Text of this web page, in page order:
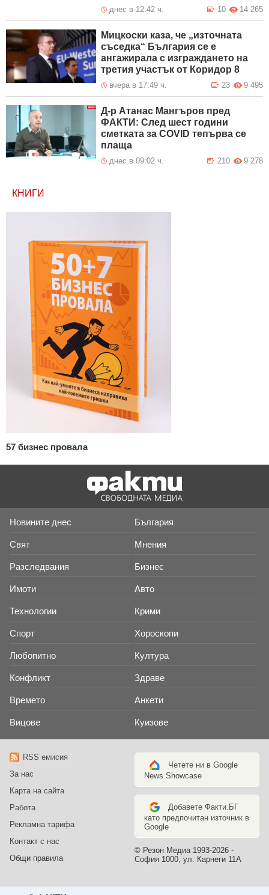
днес в 12:42 ч. 14 265
10
Мицкоски каза, че „източната
съседка“ България се е
ангажирала с изграждането на
третия участък от Коридор 8
вчера в 17:49 ч. 9 495
23
Д-р Атанас Мангъров пред
ФАКТИ: След шест години
сметката за COVID тепърва се
плаща
днес в 09:02 ч. 9 278
210
КНИГИ
57 бизнес провала
Новините днес България
Свят Мнения
Разследвания Бизнес
Имоти Авто
Технологии Крими
Спорт Хороскопи
Любопитно Култура
Конфликт Здраве
Времето Анкети
Вицове Куизове
RSS емисия
За нас
Карта на сайта
Работа
Рекламна тарифа
Контакт с нас
Общи правила
Четете ни в Google
News Showcase
Добавете Факти.БГ
като предпочитан източник в
Google
© Резон Медиа 1993-2026 -
София 1000, ул. Карнеги 11А